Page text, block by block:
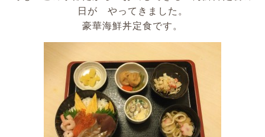
日が やってきました。
豪華海鮮丼定食です。